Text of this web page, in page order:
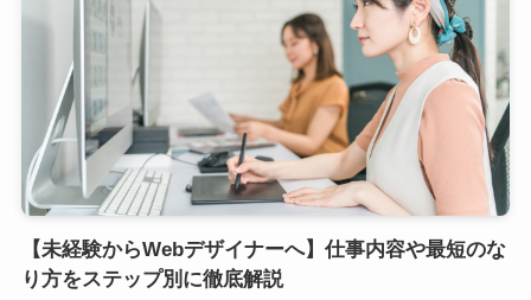
【未経験からWebデザイナーへ】仕事内容や最短のな
り方をステップ別に徹底解説